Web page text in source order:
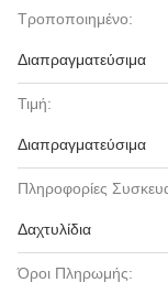
Τροποποιημένο:
Διαπραγματεύσιμα
Τιμή:
Διαπραγματεύσιμα
Πληροφορίες
Δαχτυλίδια
Όροι Πληρωμής: